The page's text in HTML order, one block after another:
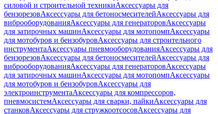
силовой и строительной техникиАксессуары для
бензорезовАксессуары для бетоносмесителейАксессуары для
виброоборудованияАксессуары для генераторовАксессуары
для затирочных машинАксессуары для мотопомпАксессуары
для мотобуров и бензобуровАксессуары для строительного
инструментаАксессуары пневмооборудованияАксессуары для
бензорезовАксессуары для бетоносмесителейАксессуары для
виброоборудованияАксессуары для генераторовАксессуары
для затирочных машинАксессуары для мотопомпАксессуары
для мотобуров и бензобуровАксессуары для
электроинструментаАксессуары для компрессоров,
пневмосистемАксессуары для сварки, пайкиАксессуары для
станковАксессуары для стружкоотсосовАксессуары для